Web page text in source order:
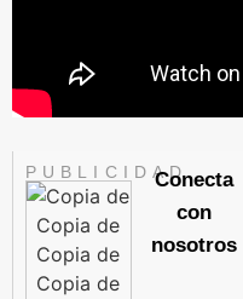
PUBLICIDADConecta
con
nosotros